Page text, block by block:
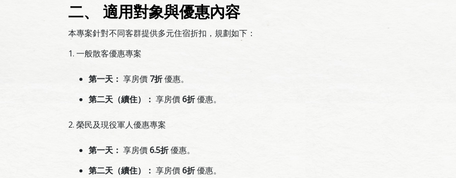
二、 適用對象與優惠內容
本專案針對不同客群提供多元住宿折扣，規劃如下：
1. 一般散客優惠專案
第一天： 享房價 7折優惠。
第二天（續住）： 享房價6折優惠。
2. 榮民及現役軍人優惠專案
第一天： 享房價6.5折優惠。
第二天（續住）： 享房價6折優惠。